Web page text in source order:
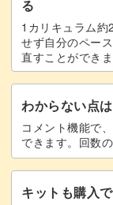
る
1カリキュラム約
せず自分のペー
直すことができま
わからない点
コメント機能で
できます。回数
キットも購入